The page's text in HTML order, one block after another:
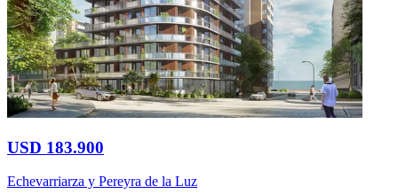
USD 183.900
Echevarriarza y Pereyra de la Luz